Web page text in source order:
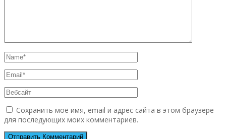
Сохранить моё имя, email и адрес сайта в этом браузере
для последующих моих комментариев.